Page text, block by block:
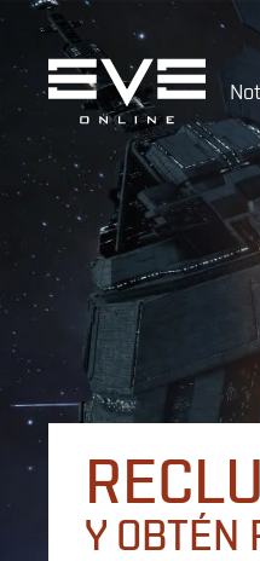
Y OBTÉN